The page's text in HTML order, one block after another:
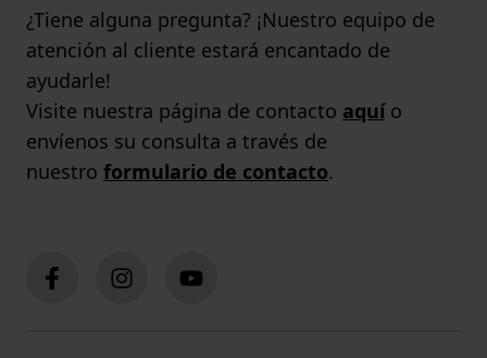
¿Tiene alguna pregunta? ¡Nuestro equipo de
atención al cliente estará encantado de
ayudarle!
Visite nuestra página de contacto aquío
envíenos su consulta a través de
nuestro formulario de contacto.